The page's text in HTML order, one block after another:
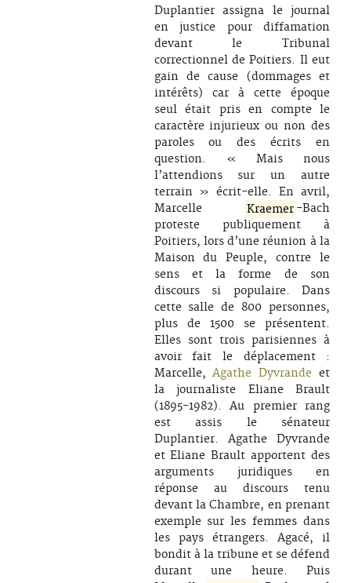
Duplantier assigna le journal
en justice pour diffamation
devant le Tribunal
correctionnel de Poitiers. Il eut
gain de cause (dommages et
intérêts) car à cette époque
seul était pris en compte le
caractère injurieux ou non des
paroles ou des écrits en
question. « Mais nous
l’attendions sur un autre
terrain » écrit-elle. En avril,
Marcelle
Kraemer -Bach
proteste publiquement à
Poitiers, lors d’une réunion à la
Maison du Peuple, contre le
sens et la forme de son
discours si populaire. Dans
cette salle de 800 personnes,
plus de 1500 se présentent.
Elles sont trois parisiennes à
avoir fait le déplacement :
Marcelle,Agathe Dyvrande et
la journaliste Eliane Brault
(1895-1982). Au premier rang
est assis le sénateur
Duplantier. Agathe Dyvrande
et Eliane Brault apportent des
arguments juridiques en
réponse au discours tenu
devant la Chambre, en prenant
exemple sur les femmes dans
les pays étrangers. Agacé, il
bondit à la tribune et se défend
durant une heure. Puis